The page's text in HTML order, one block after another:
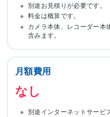
別途お見積りが必要です。
料金は概算です。
カメラ本体、レコーダー本
含みます。
月額費用
なし
別途インターネットサービ